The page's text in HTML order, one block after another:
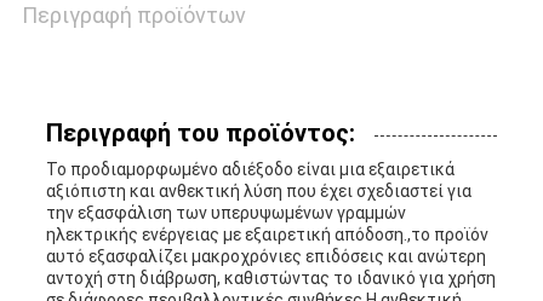
POLICY
Περιγραφή προϊόντων
Περιγραφή του προϊόντος:
Το προδιαμορφωμένο αδιέξοδο είναι μια εξαιρετικά
αξιόπιστη και ανθεκτική λύση που έχει σχεδιαστεί για
την εξασφάλιση των υπερυψωμένων γραμμών
ηλεκτρικής ενέργειας με εξαιρετική απόδοση.,το προϊόν
αυτό εξασφαλίζει μακροχρόνιες επιδόσεις και ανώτερη
αντοχή στη διάβρωση, καθιστώντας το ιδανικό για χρήση